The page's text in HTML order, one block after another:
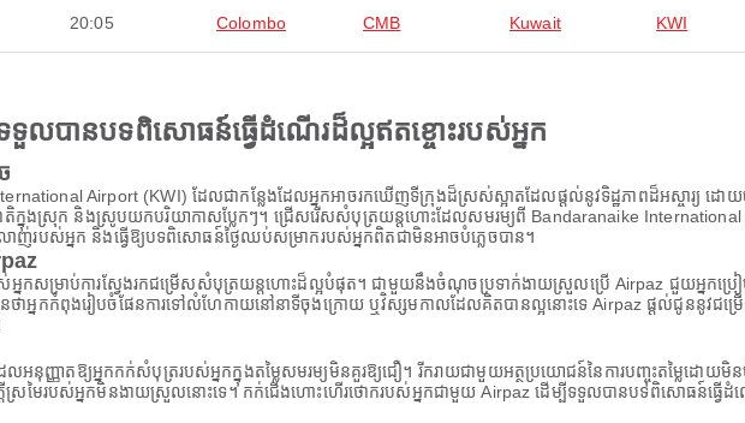
20:05 Colombo CMB Kuwait KWI
ទួលបានបទពិសោធន៍ធ្វើដំណើរដ៏ល្អឥតខ្ចោះរបស់អ្នក
Airport (KWI) ដែលជាកន្លែងដែលអ្នកអាចរកឃើញទីក្រុងដ៏ស្រស់ស្អាតដែលផ្តល់នូវទិដ្ឋភាពដ៏អស្ចារ្យ ដោយ
ជាតិក្នុងស្រុក និងស្រូបយកបរិយាកាសប្លែកៗ។ ជ្រើសរើសសំបុត្រយន្តហោះដែលសមរម្យពី Bandaranaike
ាញ់របស់អ្នក និងធ្វើឱ្យបទពិសោធន៍ថ្ងៃឈប់សម្រាករបស់អ្នកពិតជាមិនអាចបំភ្លេចបាន។
បស់អ្នកសម្រាប់ការស្វែងរកជម្រើសសំបុត្រយន្តហោះដ៏ល្អបំផុត។ ជាមួយនឹងចំណុចប្រទាក់ងាយស្រួលប្រើ Airpaz ជួយអ្នកប្
នកកំពុងរៀបចំផែនការទៅលំហែកាយនៅនាទីចុងក្រោយ ឬវិស្សមកាលដែលគិតបានល្អនោះទេ Airpaz ផ្តល់ជូននូវជម្រើសជា
លអនុញ្ញាតឱ្យអ្នកកក់សំបុត្ររបស់អ្នកក្នុងតម្លៃសមរម្យមិនគួរឱ្យជឿ។ រីករាយជាមួយអត្ថប្រយោជន៍នៃការបញ្ចុះតម្លៃដ
ស្រមៃរបស់អ្នកមិនងាយស្រួលនោះទេ។ កក់ជើងហោះហើរថោករបស់អ្នកជាមួយ Airpaz ដើម្បីទទួលបានបទពិសោធន៍ធ្វើ